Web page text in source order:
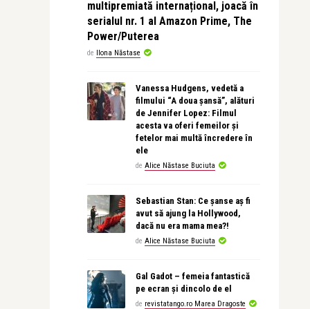
multipremiată internațional, joacă în
serialul nr. 1 al Amazon Prime, The
Power/Puterea
de Ilona Năstase
Vanessa Hudgens, vedetă a
filmului “A doua șansă”, alături
de Jennifer Lopez: Filmul
acesta va oferi femeilor și
fetelor mai multă încredere în
ele
de Alice Năstase Buciuta
Sebastian Stan: Ce șanse aș fi
avut să ajung la Hollywood,
dacă nu era mama mea?!
de Alice Năstase Buciuta
Gal Gadot – femeia fantastică
pe ecran și dincolo de el
de revistatango.ro Marea Dragoste